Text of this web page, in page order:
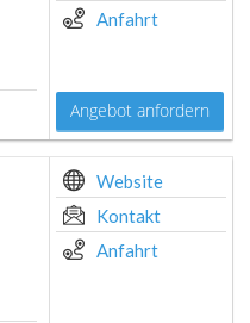
Anfahrt
Angebot anfordern
Website
Kontakt
Anfahrt